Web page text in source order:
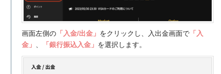
画面左側の「入金/出金」 をクリックし、入出金画面で「入
金」 、 「銀行振込入金」 を選択します。